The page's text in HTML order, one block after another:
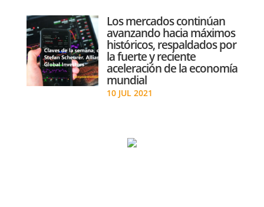
Los mercados continúan
avanzando hacia máximos
históricos, respaldados por
la fuerte y reciente
aceleración de la economía
mundial
10 JUL 2021